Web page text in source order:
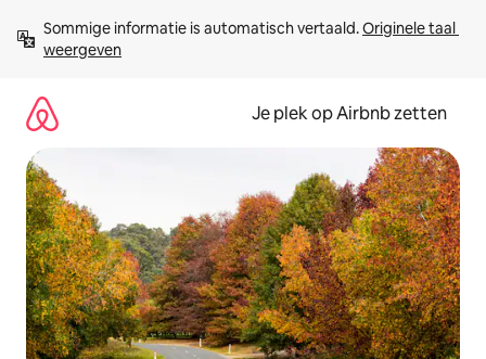
direct
naar
Sommige informatie is automatisch vertaald. Originele taal
weergeven
Je plek op Airbnb zetten